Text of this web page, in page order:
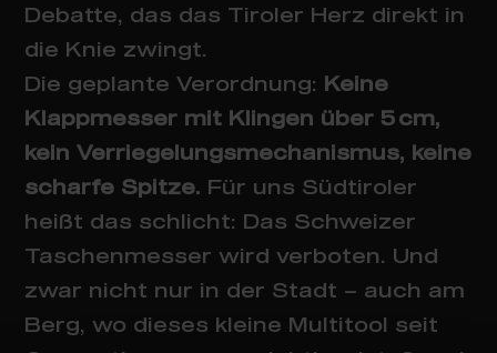
Debatte, das das Tiroler Herz direkt in
die Knie zwingt.
Die geplante Verordnung: Keine
Klappmesser mit Klingen über 5 cm,
kein Verriegelungsmechanismus, keine
scharfe Spitze. Für uns Südtiroler
heißt das schlicht: Das Schweizer
Taschenmesser wird verboten. Und
zwar nicht nur in der Stadt – auch am
Berg, wo dieses kleine Multitool seit